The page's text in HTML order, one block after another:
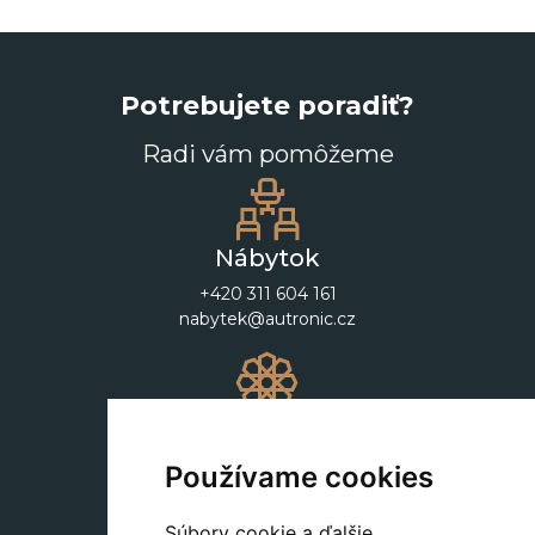
Používame cookies
Potrebujete poradiť?
Radi vám pomôžeme
Nábytok
+420 311 604 161
nabytek@autronic.cz
+420 311 604 182
dekorace@autronic.cz